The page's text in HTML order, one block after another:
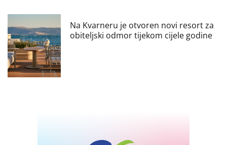
Na Kvarneru je otvoren novi resort za
obiteljski odmor tijekom cijele godine